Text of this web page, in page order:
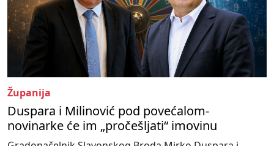
Županija
Duspara i Milinović pod povećalom-
novinarke će im „pročešljati“ imovinu